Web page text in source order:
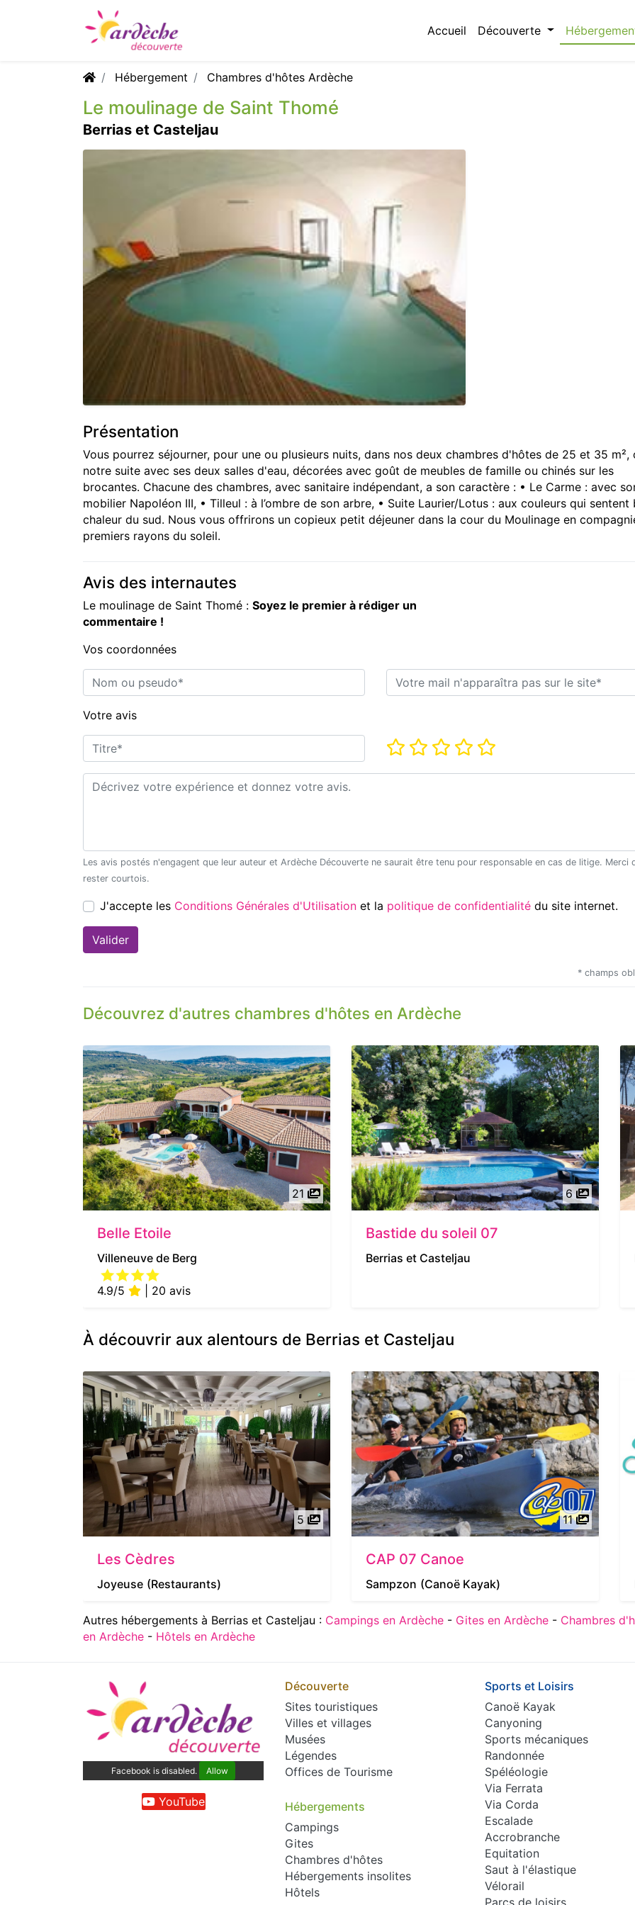
Accueil Découverte
Hébergement Chambres d'hôtes Ardèche
Le moulinage de Saint Thomé
Berrias et Casteljau
Présentation
Vous pourrez séjourner, pour une ou plusieurs nuits, dans nos deux chambres d'hôtes de 25 et 35 m²,
notre suite avec ses deux salles d'eau, décorées avec goût de meubles de famille ou chinés sur les
brocantes. Chacune des chambres, avec sanitaire indépendant, a son caractère : • Le Carme : avec
mobilier Napoléon III, • Tilleul : à l’ombre de son arbre, • Suite Laurier/Lotus : aux couleurs qui sentent
chaleur du sud. Nous vous offrirons un copieux petit déjeuner dans la cour du Moulinage en
premiers rayons du soleil.
Avis des internautes
Le moulinage de Saint Thomé : Soyez le premier à rédiger un
commentaire !
Vos coordonnées
Nom ou pseudo*
E-mail*
Votre avis
Titre*
Note*
Commentaire*
Les avis postés n'engagent que leur auteur et Ardèche Découverte ne saurait être tenu pour responsable en cas de litige. Merci de
rester courtois.
J'accepte les Conditions Générales d'Utilisation et la politique de confidentialité du site internet.
* champs
Découvrez d'autres chambres d'hôtes en Ardèche
21
Belle Etoile
Villeneuve de Berg
4.9/5 | 20 avis
6
Bastide du soleil 07
Berrias et Casteljau
À découvrir aux alentours de Berrias et Casteljau
5
Les Cèdres
Joyeuse (Restaurants)
11
CAP 07 Canoe
Sampzon (Canoë Kayak)
Autres hébergements à Berrias et Casteljau : Campings en Ardèche - Gites en Ardèche - Chambres
en Ardèche - Hôtels en Ardèche
Facebook is disabled. Allow
YouTube
Découverte
Sites touristiques
Villes et villages
Musées
Légendes
Offices de Tourisme
Hébergements
Campings
Gites
Chambres d'hôtes
Hébergements insolites
Hôtels
Sports et Loisirs
Canoë Kayak
Canyoning
Sports mécaniques
Randonnée
Spéléologie
Via Ferrata
Via Corda
Escalade
Accrobranche
Equitation
Saut à l'élastique
Vélorail
Parcs de loisirs